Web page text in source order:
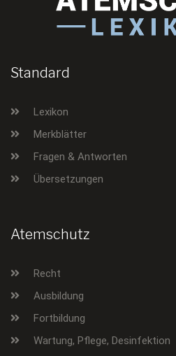
Standard
Lexikon
Merkblätter
Fragen & Antworten
Übersetzungen
Atemschutz
Recht
Ausbildung
Fortbildung
Wartung, Pflege, Desinfektion